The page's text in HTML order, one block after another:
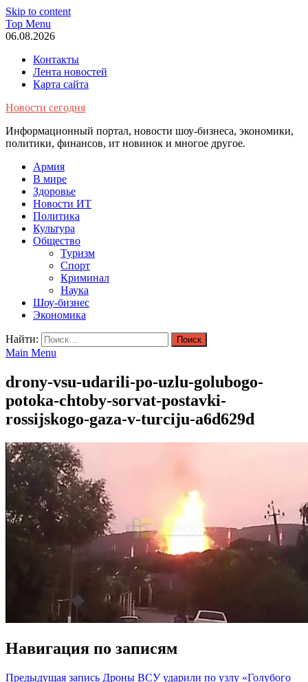
Skip to content
Top Menu
06.08.2026
Контакты
Лента новостей
Карта сайта
Новости сегодня
Информационный портал, новости шоу-бизнеса, экономики,
политики, финансов, ит новинок и многое другое.
Армия
В мире
Здоровье
Новости ИТ
Политика
Культура
Общество
Туризм
Спорт
Криминал
Наука
Шоу-бизнес
Экономика
Найти:
Main Menu
drony-vsu-udarili-po-uzlu-golubogo-
potoka-chtoby-sorvat-postavki-
rossijskogo-gaza-v-turciju-a6d629d
Навигация по записям
Предыдущая запись Дроны ВСУ ударили по узлу «Голубого